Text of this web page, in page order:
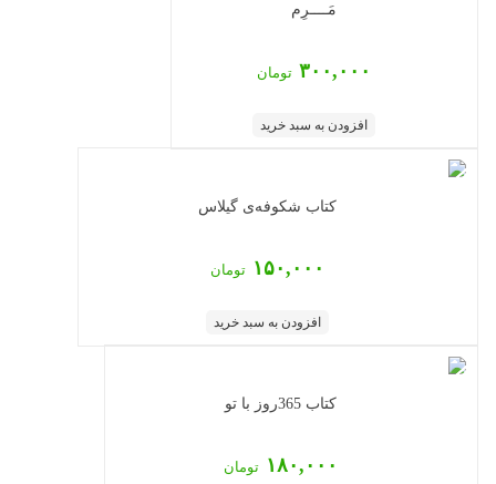
مَــــرِم
۳۰۰,۰۰۰ تومان
افزودن به سبد خرید
کتاب شکوفه‌ی گیلاس
۱۵۰,۰۰۰ تومان
افزودن به سبد خرید
کتاب 365روز با تو
۱۸۰,۰۰۰ تومان